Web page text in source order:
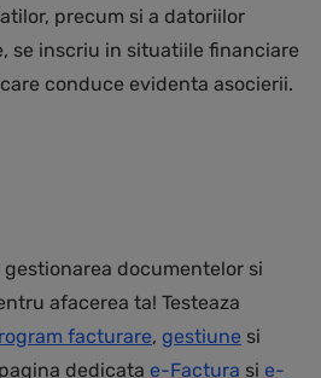
precum si a datoriilor
se inscriu in situatiile financiare
conduce evidenta asocierii.
documentelor si
afacerea ta! Testeaza
facturare, gestiune si
dedicata e-Factura si e-